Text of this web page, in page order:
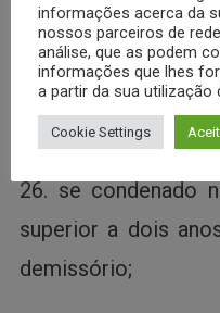
24. não pode
25. não pode ficar
cargo civil
26. se condenado
superior a dois
demissório;
informações acerca da
nossos parceiros de
análise, que as podem
informações que lhes
a partir da sua utilização
Cookie Settings